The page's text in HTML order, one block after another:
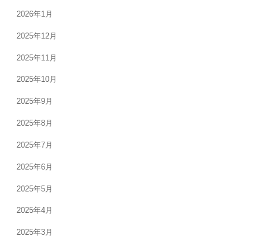
2026年1月
2025年12月
2025年11月
2025年10月
2025年9月
2025年8月
2025年7月
2025年6月
2025年5月
2025年4月
2025年3月